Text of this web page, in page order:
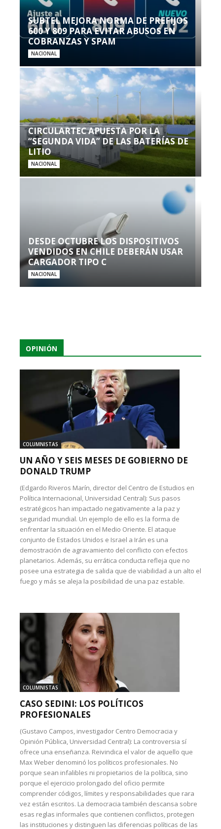
SUBTEL MEJORA NORMA DE PREFIJOS
600 Y 809 PARA EVITAR ABUSOS EN
COBRANZAS Y SPAM
NACIONAL
CIRCULARTEC APUESTA POR LA
“SEGUNDA VIDA” DE LAS BATERÍAS DE
LITIO
NACIONAL
DESDE OCTUBRE LOS DISPOSITIVOS
VENDIDOS EN CHILE DEBERÁN USAR
CARGADOR TIPO C
NACIONAL
OPINIÓN
COLUMNISTAS
UN AÑO Y SEIS MESES DE GOBIERNO DE
DONALD TRUMP
(Edgardo Riveros Marín, director del Centro de Estudios en
Política Internacional, Universidad Central): Sus pasos
estratégicos han impactado negativamente a la paz y
seguridad mundial. Un ejemplo de ello es la forma de
enfrentar la situación en el Medio Oriente. El ataque
conjunto de Estados Unidos e Israel a Irán es una
demostración de agravamiento del conflicto con efectos
planetarios. Además, su errática conducta refleja que no
posee una estrategia de salida que de viabilidad a un alto el
fuego y más se aleja la posibilidad de una paz estable.
COLUMNISTAS
CASO SEDINI: LOS POLÍTICOS
PROFESIONALES
(Gustavo Campos, investigador Centro Democracia y
Opinión Pública, Universidad Central): La controversia sí
ofrece una enseñanza. Reivindica el valor de aquello que
Max Weber denominó los políticos profesionales. No
porque sean infalibles ni propietarios de la política, sino
porque el ejercicio prolongado del oficio permite
comprender códigos, límites y responsabilidades que rara
vez están escritos. La democracia también descansa sobre
esas reglas informales que contienen conflictos, protegen
las instituciones y distinguen las diferencias políticas de las